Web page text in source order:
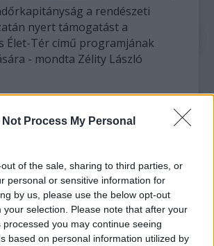
Not Process My Personal
of the sale, sharing to third parties, or
personal or sensitive information for
by us, please use the below opt-out
your selection. Please note that after your
you may continue seeing
based on personal information utilized by
a rendészeti
nyert támogatást a
Élet-Tér című programjának
- mondta Zélity László
hogy az egyik lakótelepi
az IKV Zrt. szakembereinek
felállították a város első
is, így azok a fiatalok, akik
hódolni akarnak
immár legálisan tehetik
a városi kapitány.